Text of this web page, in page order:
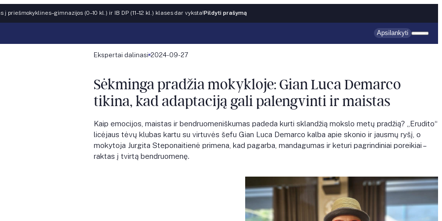
į priešmokyklines–gimnazijos (0–10 kl.) ir IB DP (11–12 kl.) klases dar vyksta!Pildyti prašymą
Apsilankyti
Ekspertai dalinasi 2024-09-27
Sėkminga pradžia mokykloje: Gian Luca Demarco
tikina, kad adaptaciją gali palengvinti ir maistas
Kaip emocijos, maistas ir bendruomeniškumas padeda kurti sklandžią mokslo metų pradžią? „Erudito“
licėjaus tėvų klubas kartu su virtuvės šefu Gian Luca Demarco kalba apie skonio ir jausmų ryšį, o
mokytoja Jurgita Steponaitienė primena, kad pagarba, mandagumas ir keturi pagrindiniai poreikiai –
raktas į tvirtą bendruomenę.